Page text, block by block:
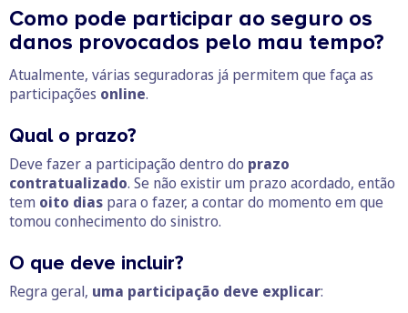
Como pode participar ao seguro os
danos provocados pelo mau tempo?
Atualmente, várias seguradoras já permitem que faça as
participações online.
Qual o prazo?
Deve fazer a participação dentro do prazo
contratualizado. Se não existir um prazo acordado, então
tem oito dias para o fazer, a contar do momento em que
tomou conhecimento do sinistro.
O que deve incluir?
Regra geral, uma participação deve explicar: